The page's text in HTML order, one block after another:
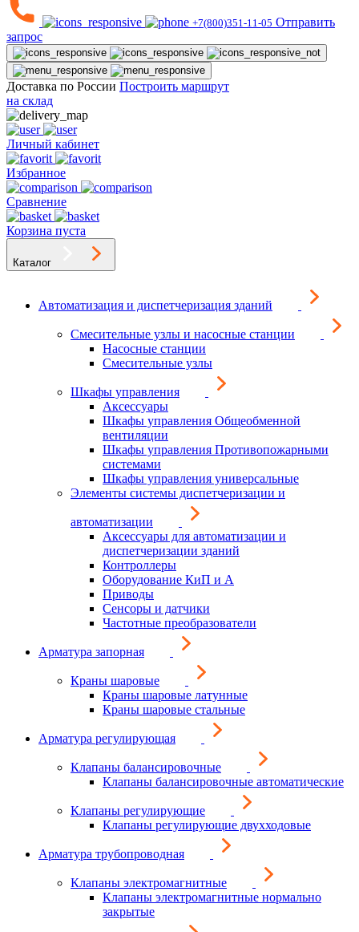
+7(800)351-11-05 Отправить
запрос
Доставка по России Построить маршрут
на склад
Личный кабинет
Избранное
Сравнение
Корзина пуста
Каталог
Автоматизация и диспетчеризация зданий
Смесительные узлы и насосные станции
Насосные станции
Смесительные узлы
Шкафы управления
Аксессуары
Шкафы управления Общеобменной
вентиляции
Шкафы управления Противопожарными
системами
Шкафы управления универсальные
Элементы системы диспетчеризации и
автоматизации
Аксессуары для автоматизации и
диспетчеризации зданий
Контроллеры
Оборудование КиП и А
Приводы
Сенсоры и датчики
Частотные преобразователи
Арматура запорная
Краны шаровые
Краны шаровые латунные
Краны шаровые стальные
Арматура регулирующая
Клапаны балансировочные
Клапаны балансировочные автоматические
Клапаны регулирующие
Клапаны регулирующие двухходовые
Арматура трубопроводная
Клапаны электромагнитные
Клапаны электромагнитные нормально
закрытые